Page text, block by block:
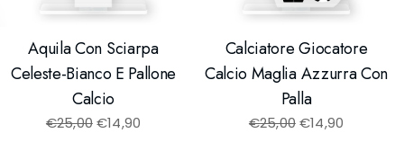
Aquila Con Sciarpa
Celeste-Bianco E Pallone
Calcio
€25,00€14,90
Calciatore Giocatore
Calcio Maglia Azzurra Con
Palla
€25,00€14,90